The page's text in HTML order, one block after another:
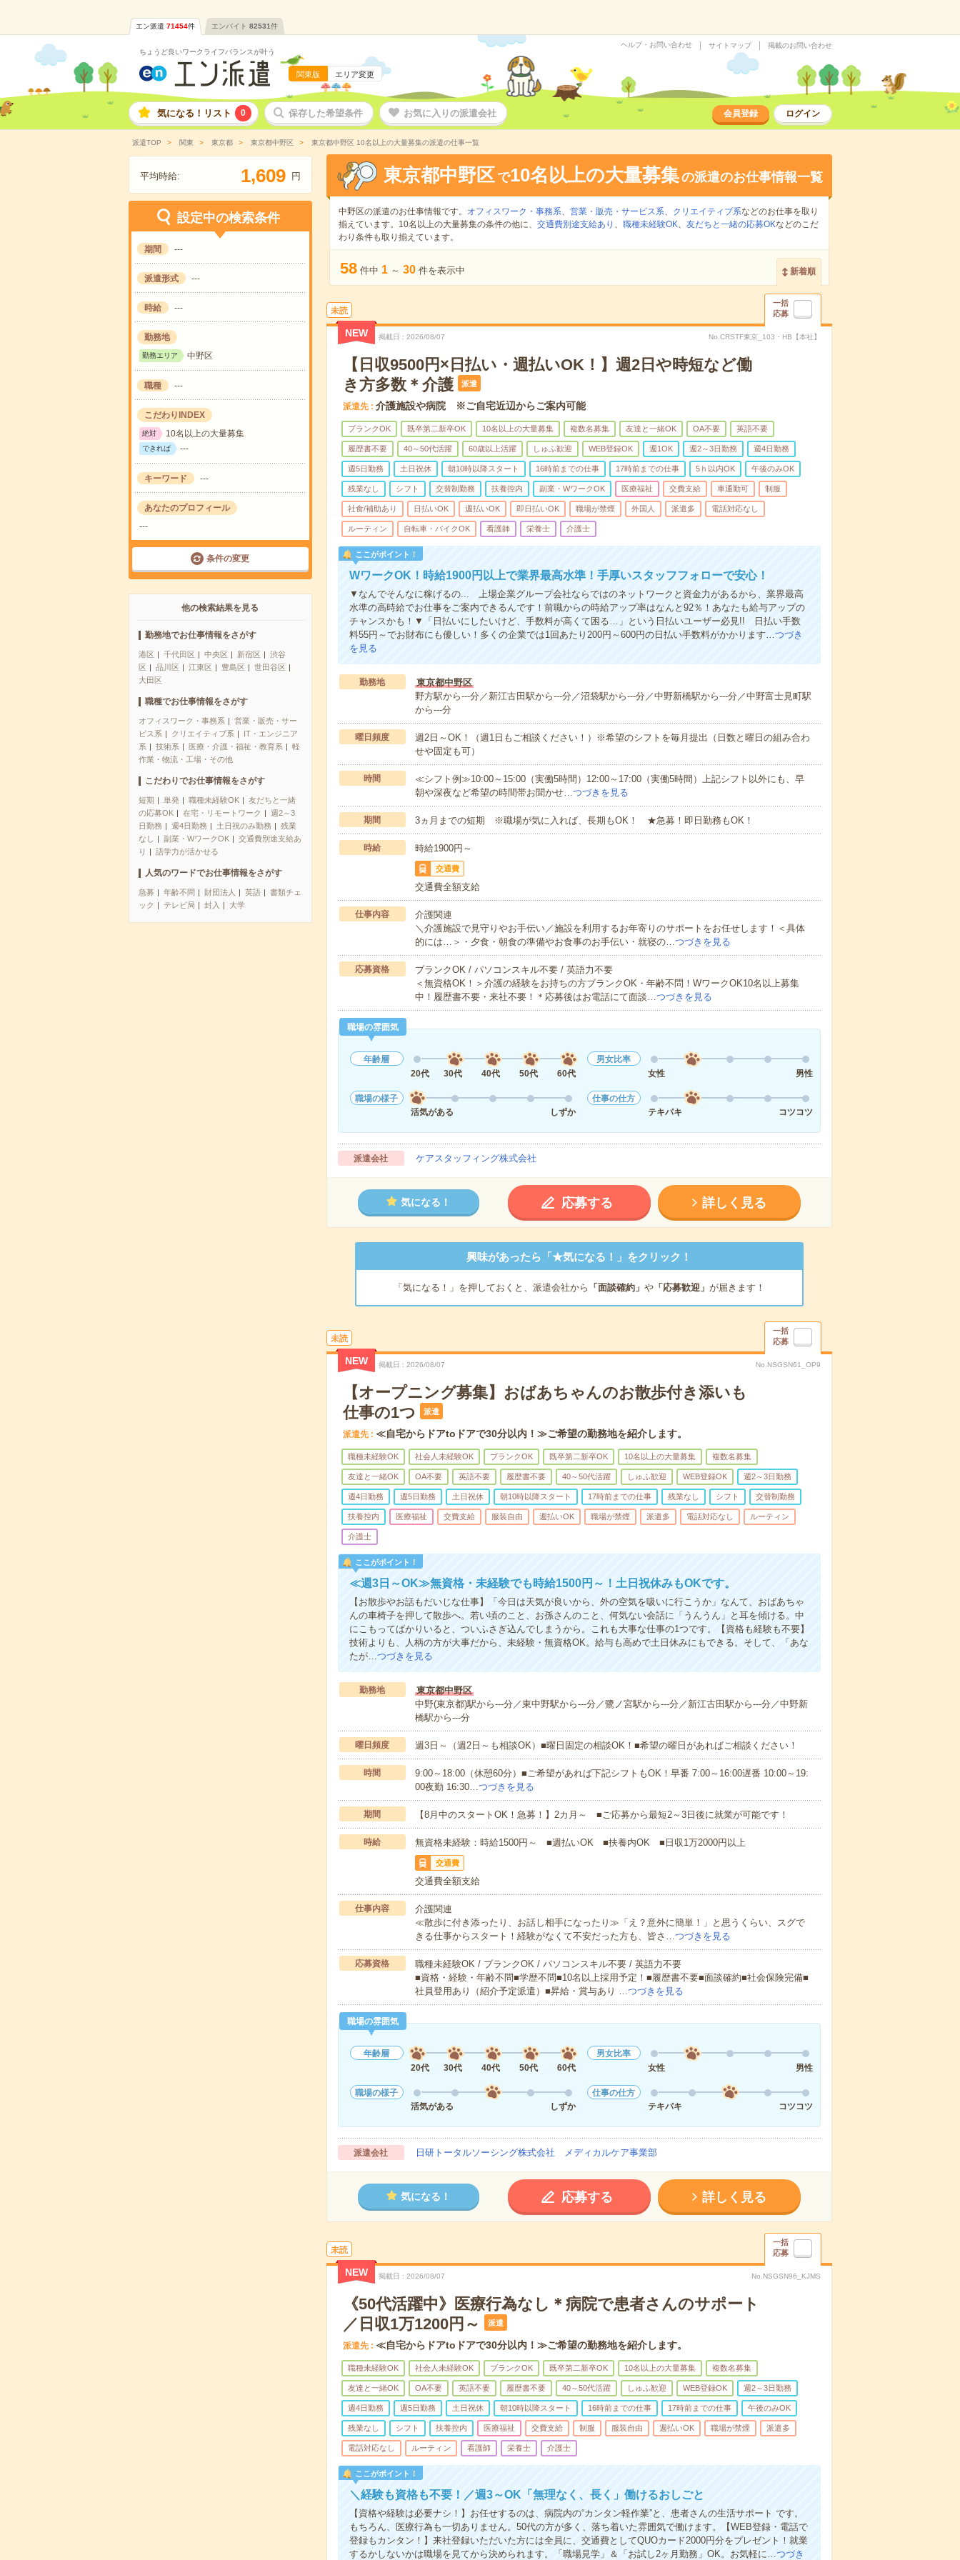
エン派遣 71454件 エンバイト 82531件
ちょうど良いワークライフバランスが叶う
関東版 エリア変更
ヘルプ・お問い合わせ サイトマップ 掲載のお問い合わせ
気になる！リスト 0 保存した希望条件 お気に入りの派遣会社 会員登録 ログイン
派遣TOP 関東 東京都 東京都中野区 東京都中野区 10名以上の大量募集の派遣の仕事一覧
平均時給: 1,609 円
設定中の検索条件
期間 ---
派遣形式 ---
時給 ---
勤務地
勤務エリア 中野区
職種 ---
こだわりINDEX
絶対 10名以上の大量募集
できれば ---
キーワード ---
あなたのプロフィール
---
条件の変更
他の検索結果を見る
勤務地でお仕事情報をさがす
港区 千代田区 中央区 新宿区
渋谷
区
品川区 江東区 豊島区
世田谷区
大田区
職種でお仕事情報をさがす
オフィスワーク・事務系
営業・販売・サー
ビス系
クリエイティブ系
IT・エンジニア
系
技術系 医療・介護・福祉・教育系
軽
作業・物流・工場・その他
こだわりでお仕事情報をさがす
短期 単発 職種未経験OK
友だちと一緒
の応募OK
在宅・リモートワーク
週2～3
日勤務
週4日勤務 土日祝のみ勤務
残業
なし
副業・WワークOK
交通費別途支給あ
り
語学力が活かせる
人気のワードでお仕事情報をさがす
急募 年齢不問 財団法人 英語
書類チェ
ック
テレビ局 封入 大学
東京都中野区 で10名以上の大量募集の派遣のお仕事情報一覧
中野区の派遣のお仕事情報です。 オフィスワーク・事務系、 営業・販売・サービス系、 クリエイティブ系などのお仕事を取り
揃えています。10名以上の大量募集の条件の他に、 交通費別途支給あり 、 職種未経験OK、 友だちと一緒の応募OKなどのこだ
わり条件も取り揃えています。
58 件中 1 ～ 30 件を表示中 新着順
未読
一括
応募
NEW 掲載日 2026/08/07 No.CRSTF東京_103・HB【本社】
【日収9500円×日払い・週払いOK！】週2日や時短など働
き方多数＊介護
派遣
派遣先 介護施設や病院 ※ご自宅近辺からご案内可能
ブランクOK 既卒第二新卒OK 10名以上の大量募集 複数名募集 友達と一緒OK OA不要 英語不要
履歴書不要 40～50代活躍 60歳以上活躍 しゅふ歓迎 WEB登録OK 週1OK 週2～3日勤務 週4日勤務
週5日勤務 土日祝休 朝10時以降スタート 16時前までの仕事 17時前までの仕事 5ｈ以内OK 午後のみOK
残業なし シフト 交替制勤務 扶養控内 副業・WワークOK 医療福祉 交費支給 車通勤可 制服
社食/補助あり 日払いOK 週払いOK 即日払いOK 職場が禁煙 外国人 派遣多 電話対応なし
ルーティン 自転車・バイクOK 看護師 栄養士 介護士
ここがポイント！
WワークOK！時給1900円以上で業界最高水準！手厚いスタッフフォローで安心！
▼なんでそんなに稼げるの... 上場企業グループ会社ならではのネットワークと資金力があるから、業界最高
水準の高時給でお仕事をご案内できるんです！前職からの時給アップ率はなんと92％！あなたも給与アップの
チャンスかも！▼「日払いにしたいけど、手数料が高くて困る…」という日払いユーザー必見!! 日払い手数
料55円～でお財布にも優しい！多くの企業では1回あたり200円～600円の日払い手数料がかかります…つづき
を見る
勤務地
東京都中野区
野方駅から---分／新江古田駅から---分／沼袋駅から---分／中野新橋駅から---分／中野富士見町駅
から---分
曜日頻度
週2日～OK！（週1日もご相談ください！）※希望のシフトを毎月提出（日数と曜日の組み合わ
せや固定も可）
時間
≪シフト例≫10:00～15:00（実働5時間）12:00～17:00（実働5時間）上記シフト以外にも、早
朝や深夜など希望の時間帯お聞かせ…つづきを見る
期間 3ヵ月までの短期 ※職場が気に入れば、長期もOK！ ★急募！即日勤務もOK！
時給 時給1900円～
交通費
交通費全額支給
仕事内容
介護関連
＼介護施設で見守りやお手伝い／施設を利用するお年寄りのサポートをお任せします！＜具体
的には…＞・夕食・朝食の準備やお食事のお手伝い・就寝の…つづきを見る
応募資格
ブランクOK / パソコンスキル不要 / 英語力不要
＜無資格OK！＞介護の経験をお持ちの方ブランクOK・年齢不問！WワークOK10名以上募集
中！履歴書不要・来社不要！＊応募後はお電話にて面談…つづきを見る
職場の雰囲気
年齢層
20代
30代 40代 50代 60代
男女比率
女性
男性
職場の様子
活気がある
しずか
仕事の仕方
テキパキ
コツコツ
派遣会社 ケアスタッフィング株式会社
気になる！ 応募する 詳しく見る
興味があったら「★気になる！」をクリック！
「気になる！」を押しておくと、派遣会社から 「面談確約」 や「応募歓迎」 が届きます！
未読
一括
応募
NEW 掲載日 2026/08/07 No.NSGSN61_OP9
【オープニング募集】おばあちゃんのお散歩付き添いも
仕事の1つ
派遣
派遣先 ≪自宅からドアtoドアで30分以内！≫ご希望の勤務地を紹介します。
職種未経験OK 社会人未経験OK ブランクOK 既卒第二新卒OK 10名以上の大量募集 複数名募集
友達と一緒OK OA不要 英語不要 履歴書不要 40～50代活躍 しゅふ歓迎 WEB登録OK 週2～3日勤務
週4日勤務 週5日勤務 土日祝休 朝10時以降スタート 17時前までの仕事 残業なし シフト 交替制勤務
扶養控内 医療福祉 交費支給 服装自由 週払いOK 職場が禁煙 派遣多 電話対応なし ルーティン
介護士
ここがポイント！
≪週3日～OK≫無資格・未経験でも時給1500円～！土日祝休みもOKです。
【お散歩やお話もだいじな仕事】「今日は天気が良いから、外の空気を吸いに行こうか」なんて、おばあちゃ
んの車椅子を押して散歩へ。若い頃のこと、お孫さんのこと、何気ない会話に「うんうん」と耳を傾ける。中
にこもってばかりいると、ついふさぎ込んでしまうから。これも大事な仕事の1つです。【資格も経験も不要】
技術よりも、人柄の方が大事だから、未経験・無資格OK。給与も高めで土日休みにもできる。そして、「あな
たが…つづきを見る
勤務地
東京都中野区
中野(東京都)駅から---分／東中野駅から---分／鷺ノ宮駅から---分／新江古田駅から---分／中野新
橋駅から---分
曜日頻度 週3日～（週2日～も相談OK）■曜日固定の相談OK！■希望の曜日があればご相談ください！
時間
9:00～18:00（休憩60分）■ご希望があれば下記シフトもOK！早番 7:00～16:00遅番 10:00～19:
00夜勤 16:30…つづきを見る
期間 【8月中のスタートOK！急募！】2カ月～ ■ご応募から最短2～3日後に就業が可能です！
時給 無資格未経験：時給1500円～ ■週払いOK ■扶養内OK ■日収1万2000円以上
交通費
交通費全額支給
仕事内容
介護関連
≪散歩に付き添ったり、お話し相手になったり≫「え？意外に簡単！」と思うくらい、スグで
きる仕事からスタート！経験がなくて不安だった方も、皆さ…つづきを見る
応募資格
職種未経験OK / ブランクOK / パソコンスキル不要 / 英語力不要
■資格・経験・年齢不問■学歴不問■10名以上採用予定！■履歴書不要■面談確約■社会保険完備■
社員登用あり（紹介予定派遣）■昇給・賞与あり …つづきを見る
職場の雰囲気
年齢層
20代
30代 40代 50代 60代
男女比率
女性
男性
職場の様子
活気がある
しずか
仕事の仕方
テキパキ
コツコツ
派遣会社 日研トータルソーシング株式会社 メディカルケア事業部
気になる！ 応募する 詳しく見る
未読
一括
応募
NEW 掲載日 2026/08/07 No.NSGSN96_KJMS
《50代活躍中》医療行為なし＊病院で患者さんのサポート
／日収1万1200円～
派遣
派遣先 ≪自宅からドアtoドアで30分以内！≫ご希望の勤務地を紹介します。
職種未経験OK 社会人未経験OK ブランクOK 既卒第二新卒OK 10名以上の大量募集 複数名募集
友達と一緒OK OA不要 英語不要 履歴書不要 40～50代活躍 しゅふ歓迎 WEB登録OK 週2～3日勤務
週4日勤務 週5日勤務 土日祝休 朝10時以降スタート 16時前までの仕事 17時前までの仕事 午後のみOK
残業なし シフト 扶養控内 医療福祉 交費支給 制服 服装自由 週払いOK 職場が禁煙 派遣多
電話対応なし ルーティン 看護師 栄養士 介護士
ここがポイント！
＼経験も資格も不要！／週3～OK「無理なく、長く」働けるおしごと
【資格や経験は必要ナシ！】お任せするのは、病院内の“カンタン軽作業”と、患者さんの生活サポート です。
もちろん、医療行為も一切ありません。50代の方が多く、落ち着いた雰囲気で働けます。【WEB登録・電話で
登録もカンタン！】来社登録いただいた方には全員に、交通費としてQUOカード2000円分をプレゼント！就業
するかしないかは職場を見てから決められます。「職場見学」＆「お試し2ヶ月勤務」OK。お気軽に…つづき